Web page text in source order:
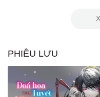
PHIÊU LƯU